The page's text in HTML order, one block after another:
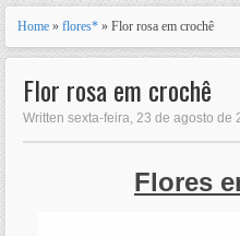
Home » flores* » Flor rosa em crochê
Flor rosa em crochê
Written sexta-feira, 23 de agosto de
Flores